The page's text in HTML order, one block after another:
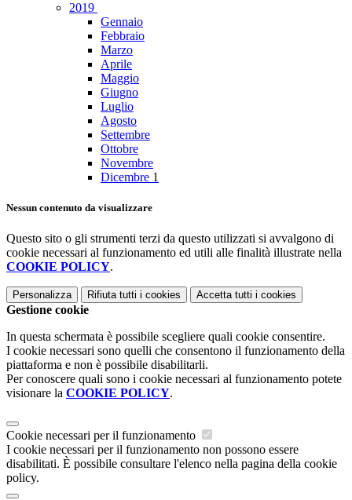
2019
Gennaio
Febbraio
Marzo
Aprile
Maggio
Giugno
Luglio
Agosto
Settembre
Ottobre
Novembre
Dicembre 1
Nessun contenuto da visualizzare
Questo sito o gli strumenti terzi da questo utilizzati si avvalgono di
cookie necessari al funzionamento ed utili alle finalità illustrate nella
COOKIE POLICY.
Personalizza Rifiuta tutti i cookies Accetta tutti i cookies
Gestione cookie
In questa schermata è possibile scegliere quali cookie consentire.
I cookie necessari sono quelli che consentono il funzionamento della
piattaforma e non è possibile disabilitarli.
Per conoscere quali sono i cookie necessari al funzionamento potete
visionare la COOKIE POLICY.
Cookie necessari per il funzionamento
I cookie necessari per il funzionamento non possono essere
disabilitati. È possibile consultare l'elenco nella pagina della cookie
policy.